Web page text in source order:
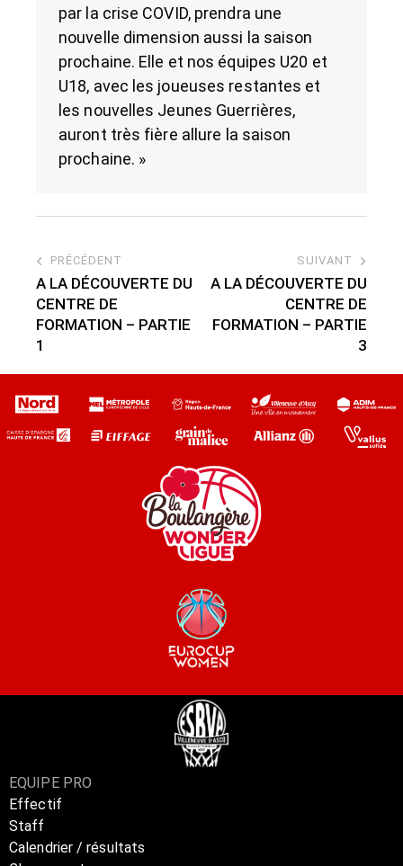
par la crise COVID, prendra une
nouvelle dimension aussi la saison
prochaine. Elle et nos équipes U20 et
U18, avec les joueuses restantes et
les nouvelles Jeunes Guerrières,
auront très fière allure la saison
prochaine. »
PRÉCÉDENT
A LA DÉCOUVERTE DU
CENTRE DE
FORMATION – PARTIE
1
SUIVANT
A LA DÉCOUVERTE DU
CENTRE DE
FORMATION – PARTIE
3
EQUIPE PRO
Effectif
Staff
Calendrier / résultats